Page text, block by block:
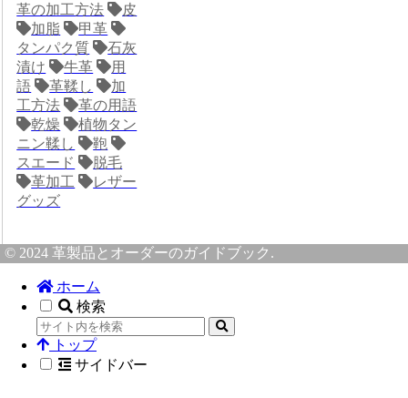
革の加工方法
皮
加脂
甲革
タンパク質
石灰
漬け
牛革
用
語
革鞣し
加
工方法
革の用語
乾燥
植物タン
ニン鞣し
鞄
スエード
脱毛
革加工
レザー
グッズ
© 2024 革製品とオーダーのガイドブック.
ホーム
検索
トップ
サイドバー